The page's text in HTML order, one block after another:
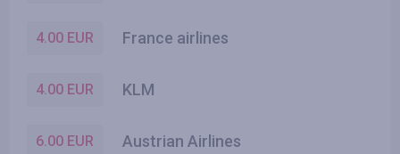
4.00 EUR France airlines
4.00 EUR KLM
6.00 EUR Austrian Airlines